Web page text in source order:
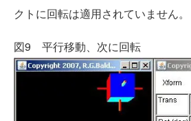
クトに回転は適用されていません。
図9 平行移動、次に回転